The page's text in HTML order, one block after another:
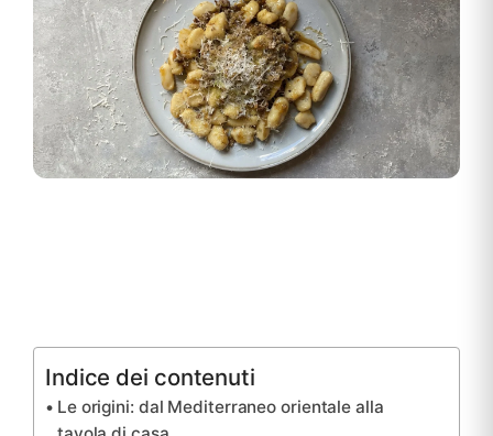
Indice dei contenuti
Le origini: dal Mediterraneo orientale alla